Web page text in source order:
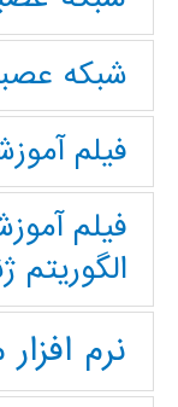
شبکه
فیلم
فیلم
الگوریتم
نرم